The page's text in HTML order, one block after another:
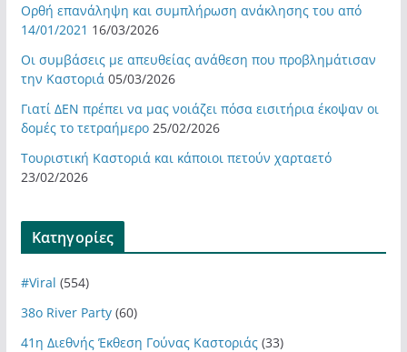
Ορθή επανάληψη και συμπλήρωση ανάκλησης του από
14/01/2021 16/03/2026
Οι συμβάσεις με απευθείας ανάθεση που προβλημάτισαν
την Καστοριά 05/03/2026
Γιατί ΔΕΝ πρέπει να μας νοιάζει πόσα εισιτήρια έκοψαν οι
δομές το τετραήμερο 25/02/2026
Τουριστική Καστοριά και κάποιοι πετούν χαρταετό
23/02/2026
Kατηγορίες
#Viral (554)
38ο River Party(60)
41η Διεθνής Έκθεση Γούνας Καστοριάς(33)